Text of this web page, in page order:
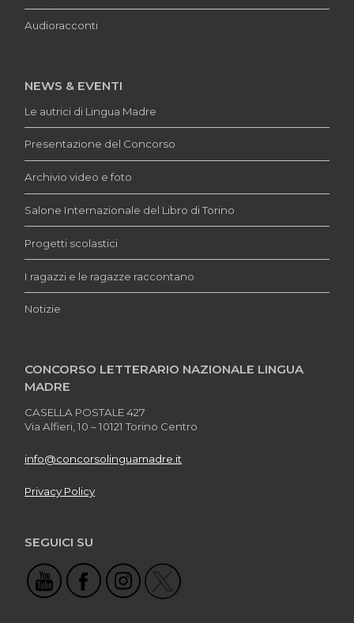
Audioracconti
NEWS & EVENTI
Le autrici di Lingua Madre
Presentazione del Concorso
Archivio video e foto
Salone Internazionale del Libro di Torino
Progetti scolastici
I ragazzi e le ragazze raccontano
Notizie
CONCORSO LETTERARIO NAZIONALE LINGUA
MADRE
CASELLA POSTALE 427
Via Alfieri, 10 – 10121 Torino Centro
info@concorsolinguamadre.it
Privacy Policy
SEGUICI SU